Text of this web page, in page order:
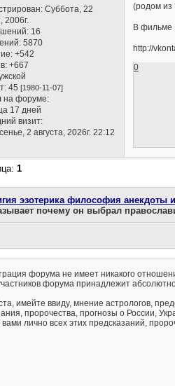
: Суббота, 22
2006г.
16
5870
+542
+667
45[1980-11-07]
на форуме:
17 дней
визит:
2 августа, 2026г. 22:12
(родом из
В фильме
http://
0
1
эзотерика философия
почему он выбрал
форума не имеет никакого
форума принадлежит
имейте ввиду, мнение астрологов,
пророчества, прогнозы о России,
лично всех этих предсказаний,